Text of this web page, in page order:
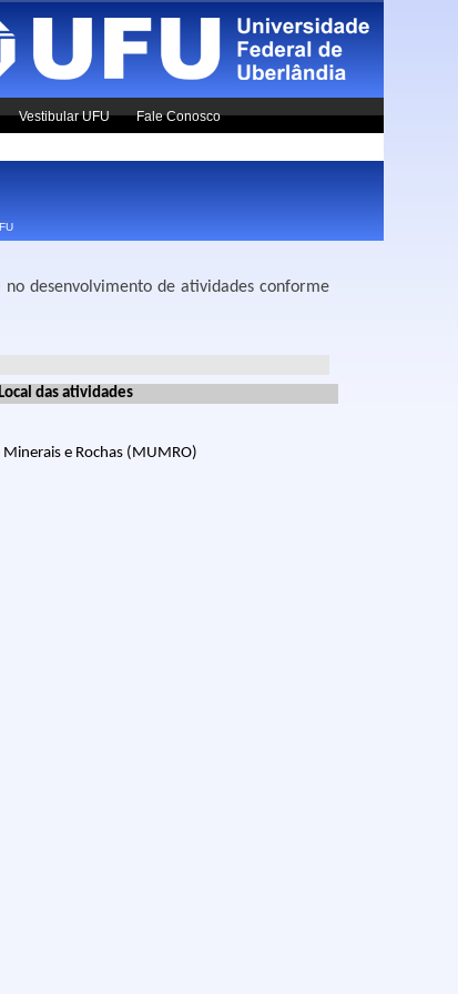
Vestibular UFU Fale Conosco
no desenvolvimento de atividades conforme
das atividades
e Rochas (MUMRO)